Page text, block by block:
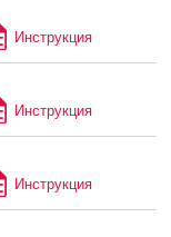
Инструкция
Инструкция
Инструкция